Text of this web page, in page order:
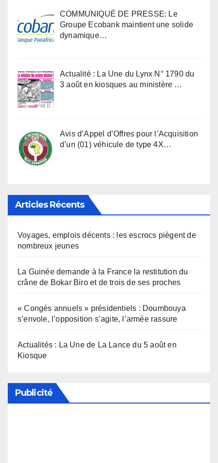
COMMUNIQUÉ DE PRESSE: Le
Groupe Ecobank maintient une solide
dynamique…
Actualité : La Une du Lynx N° 1790 du
3 août en kiosques au ministère …
Avis d’Appel d’Offres pour l’Acquisition
d’un (01) véhicule de type 4X…
Articles Récents
Voyages, emplois décents : les escrocs piègent de
nombreux jeunes
La Guinée demande à la France la restitution du
crâne de Bokar Biro et de trois de ses proches
« Congés annuels » présidentiels : Doumbouya
s’envole, l’opposition s’agite, l’armée rassure
Actualités : La Une de La Lance du 5 août en
Kiosque
Publicité